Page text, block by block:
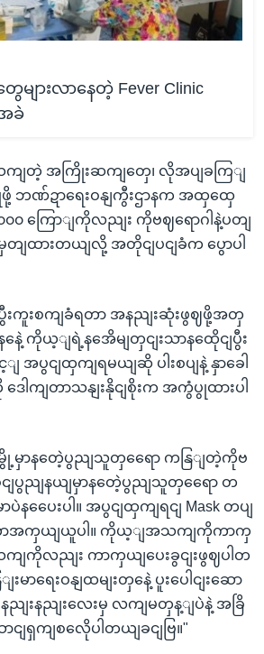
ေများလာနေတဲ့ Fever Clinic
ခဲ
ကျတဲ့ အကြိုးဆကျတှေ၊ လိုအပျခကြျ
ဘဏ်ဍာရေးဝနျကွီးဌာနက အထှထှေ
၀ ကြောျကိုလညျး ကိုဗဈရောဂါနဲ့ပတျ
ျထားတယျလို့ အတိုငျပငျခံက ပွောပါ
ပွီးကူးစကျခံရတာ အနညျးဆုံးဖွဈဖို့အတှ
ကိုယ့ျရဲ့နအေိမျတှငျးသာနထေိုငျပွီး
အပွငျထှကျရမယျဆို ပါးစပျနဲ့ နှာခေါ
ဒေါကျတာသနျးနိုငျစိုးက အကွံပွုထားပါ
ျမွို့မှာနတေဲ့ပွညျသူတှရေော ကနြျတဲ့ကိုဗ
ျပွညျနယျမှာနတေဲ့ပွညျသူတှရေော တ
ပဲနပေေးပါ။ အပွငျထှကျရငျ Mask တပျ
ာအကှယျယူပါ။ ကိုယ့ျအသကျကိုကာကှ
ကိုလညျး ကာကှယျပေးခွငျးဖွဈပါတ
ာရေးဝနျထမျးတှနေဲ့ ပူးပေါငျးဆော
ညျးနညျးလေးမှ လကျမတှန့ျပဲနဲ့ အခြိ
ာငျရှကျစလေိုပါတယျခငျဗြ။"